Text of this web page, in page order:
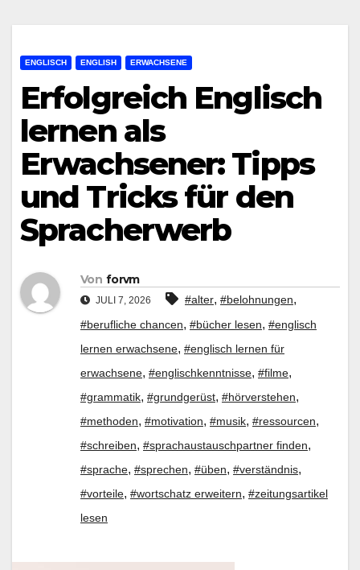
ENGLISCH ENGLISH ERWACHSENE
Erfolgreich Englisch
lernen als
Erwachsener: Tipps
und Tricks für den
Spracherwerb
Von forvm
JULI 7, 2026 #alter, #belohnungen,
#berufliche chancen, #bücher lesen, #englisch
lernen erwachsene, #englisch lernen für
erwachsene, #englischkenntnisse, #filme,
#grammatik, #grundgerüst, #hörverstehen,
#methoden, #motivation, #musik, #ressourcen,
#schreiben, #sprachaustauschpartner finden,
#sprache, #sprechen, #üben, #verständnis,
#vorteile, #wortschatz erweitern, #zeitungsartikel
lesen